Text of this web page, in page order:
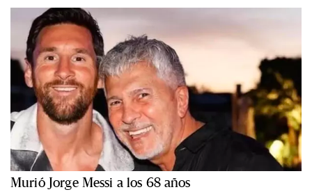
Murió Jorge Messi a los 68 años